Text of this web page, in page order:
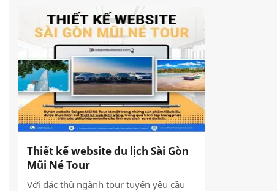
thuật của bạn hoàn toàn vượt trội.
Thiết kế website du lịch Sài Gòn
Mũi Né Tour
Với đặc thù ngành tour tuyến yêu cầu